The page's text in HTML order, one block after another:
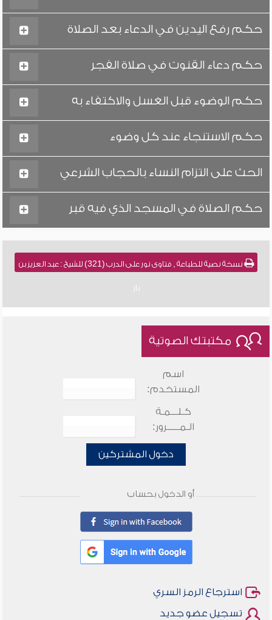
حكم رفع اليدين في الدعاء بعد الصلاة
حكم دعاء القنوت في صلاة الفجر
حكم الوضوء قبل الغسل والاكتفاء به
حكم الاستنجاء عند كل وضوء
الحث على التزام النساء بالحجاب الشرعي
حكم الصلاة في المسجد الذي فيه قبر
نسخة نصية للطباعة , فتاوى نور على الدرب (321) للشيخ : عبد العزيز بن
باز
مكتبتك الصوتية
اسم
المستخدم:
كـلـــمـة
الـمـــــرور:
دخول المشتركين
أو الدخول بحساب
استرجاع الرمز السري
تسجيل عضو جديد